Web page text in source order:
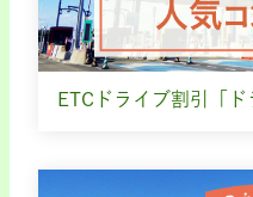
ETCドライブ割引「ド